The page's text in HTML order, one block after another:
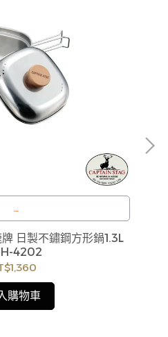
意事項 :
共用庫存，偶有下單後缺貨
您聯繫交期或更換商品，如
取消訂單，造成不便尚請見
下單，亦歡迎洽詢客服。
日製不鏽鋼方形鍋1.3L
4202
購物車